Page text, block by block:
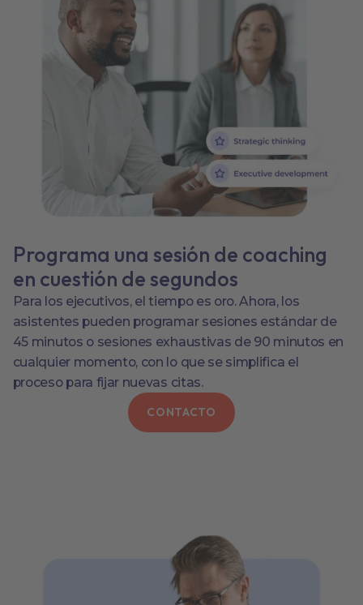
Programa una sesión de coaching
en cuestión de segundos
Para los ejecutivos, el tiempo es oro. Ahora, los
asistentes pueden programar sesiones estándar de
45 minutos o sesiones exhaustivas de 90 minutos en
cualquier momento, con lo que se simplifica el
proceso para fijar nuevas citas.
CONTACTO